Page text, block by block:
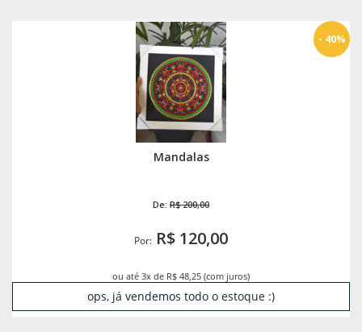
Mandalas
De: R$ 200,00
Por: R$ 120,00
- 40%
ou até 3x de R$ 48,25 (com juros)
ops, já vendemos todo o estoque :)